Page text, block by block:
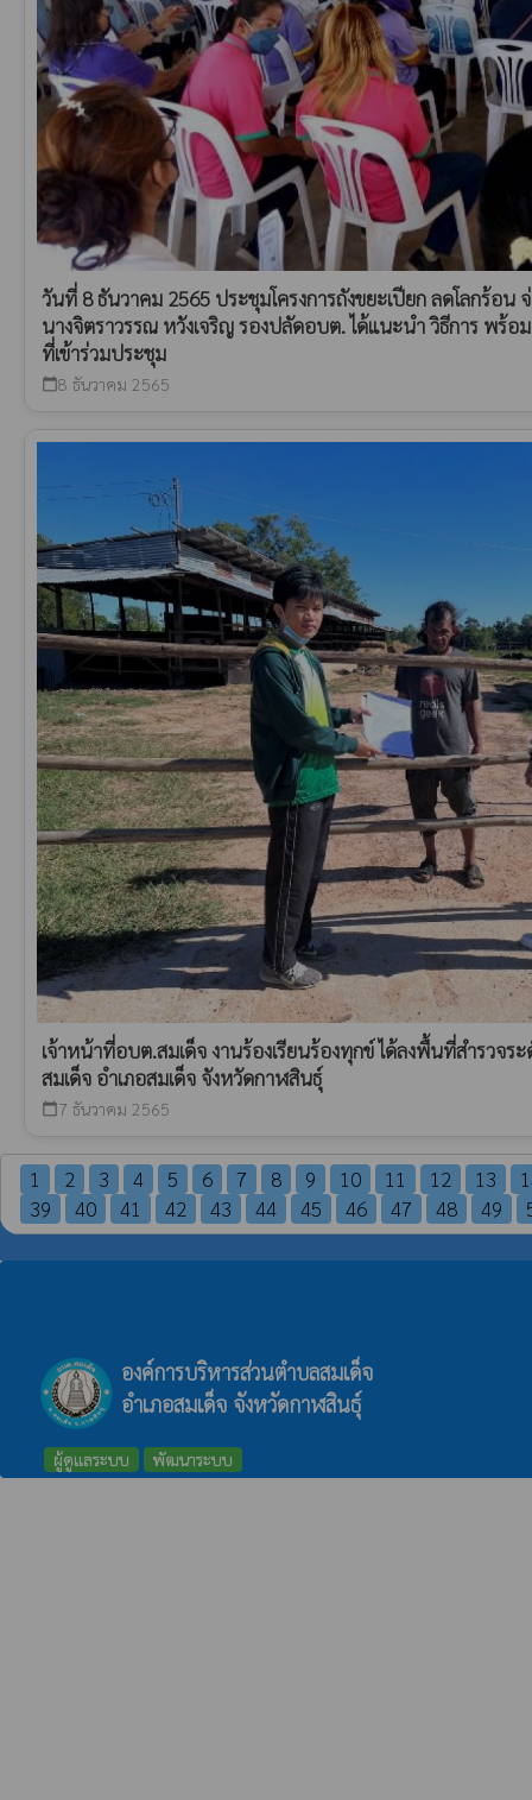
วันที่ 8 ธันวาคม 2565 ประชุมโครงการถังขยะเปียก ลดโลกร้อ
นางจิตราวรรณ หวังเจริญ รองปลัดอบต. ได้แนะนำ วิธีการ พร้
ที่เข้าร่วมประชุม
calendar_today8 ธันวาคม 2565
เจ้าหน้าที่อบต.สมเด็จ งานร้องเรียนร้องทุกข์ ได้ลงพื้นที่สำรวจ
สมเด็จ อำเภอสมเด็จ จังหวัดกาฬสินธุ์
calendar_today 7 ธันวาคม 2565
1 2 3 4 5 6 7 8 9 10 11 12 13
39
40 41 42 43 44 45 46 47 48 49
องค์การบริหารส่วนตำบลสมเด็จ
อำเภอสมเด็จ จังหวัดกาฬสินธุ์
ผู้ดูแลระบบ พัฒนาระบบ